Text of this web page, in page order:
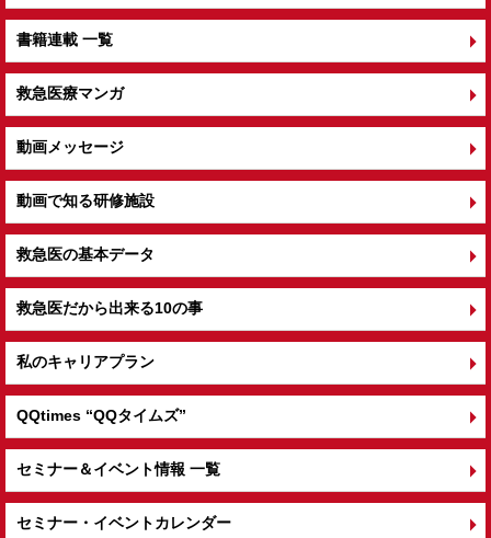
書籍連載 一覧
救急医療マンガ
動画メッセージ
動画で知る研修施設
救急医の基本データ
救急医だから出来る10の事
私のキャリアプラン
QQtimes “QQタイムズ”
セミナー＆イベント情報 一覧
セミナー・イベントカレンダー